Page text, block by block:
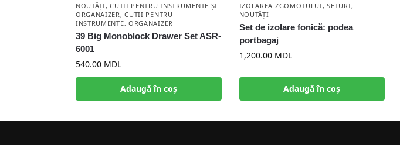
NOUTĂȚI,CUTII PENTRU INSTRUMENTE ȘI
ORGANAIZER ,CUTII PENTRU
INSTRUMENTE, ORGANAIZER
39 Big Monoblock Drawer Set ASR-
6001
540.00 MDL
Adaugă în coș
IZOLAREA ZGOMOTULUI,SETURI,
NOUTĂȚI
Set de izolare fonică: podea
portbagaj
1,200.00 MDL
Adaugă în coș